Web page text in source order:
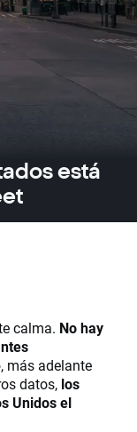
está
calma. No hay
más adelante
datos, los
Unidos el